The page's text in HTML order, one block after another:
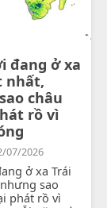
đang ở xa
nhất,
châu
rồ vì
07/2026
ở xa Trái
sao
phát rồ vì